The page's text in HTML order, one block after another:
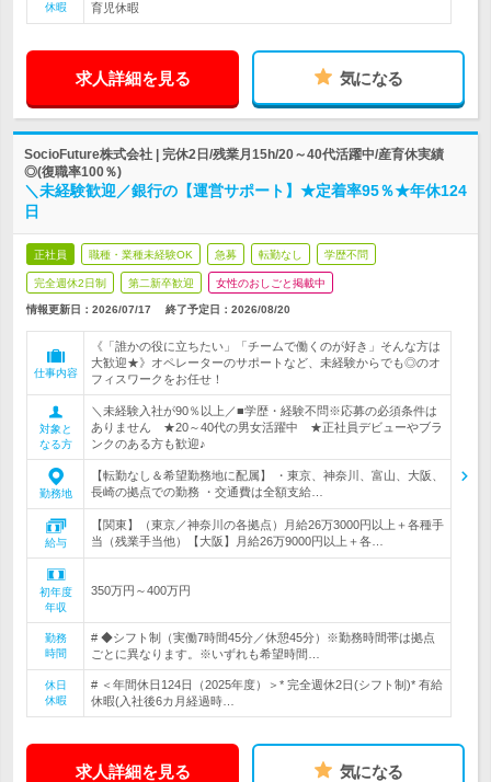
休暇
育児休暇
求人詳細を見る 気になる
SocioFuture株式会社 | 完休2日/残業月15h/20～40代活躍中/産育休実績
◎(復職率100％)
＼未経験歓迎／銀行の【運営サポート】★定着率95％★年休124
日
正社員 職種・業種未経験OK 急募 転勤なし 学歴不問
完全週休2日制 第二新卒歓迎 女性のおしごと掲載中
情報更新日：2026/07/17 終了予定日： 2026/08/20
仕事内容
《「誰かの役に立ちたい」「チームで働くのが好き」そんな方は
大歓迎★》オペレーターのサポートなど、未経験からでも◎のオ
フィスワークをお任せ！
対象と
なる方
＼未経験入社が90％以上／■学歴・経験不問※応募の必須条件は
ありません ★20～40代の男女活躍中 ★正社員デビューやブラ
ンクのある方も歓迎♪
勤務地
【転勤なし＆希望勤務地に配属】 ・東京、神奈川、富山、大阪、
長崎の拠点での勤務 ・交通費は全額支給…
給与
【関東】（東京／神奈川の各拠点）月給26万3000円以上＋各種手
当（残業手当他）【大阪】月給26万9000円以上＋各…
初年度
年収
350万円～400万円
勤務
時間
# ◆シフト制（実働7時間45分／休憩45分）※勤務時間帯は拠点
ごとに異なります。※いずれも希望時間…
休日
休暇
# ＜年間休日124日（2025年度）＞* 完全週休2日(シフト制)* 有給
休暇(入社後6カ月経過時…
求人詳細を見る 気になる